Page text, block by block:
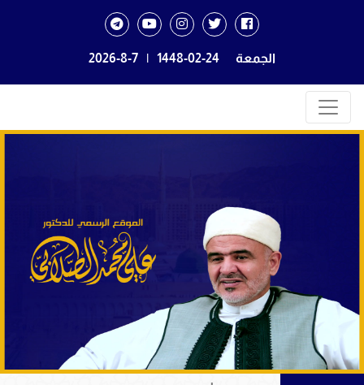
الجمعة 1448-02-24
|
2026-8-7